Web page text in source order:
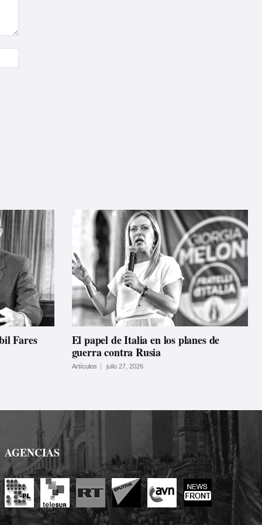
web:
Fares
El papel de Italia en los planes de
guerra contra Rusia
Artículos julio 27, 2026
AGENCIAS